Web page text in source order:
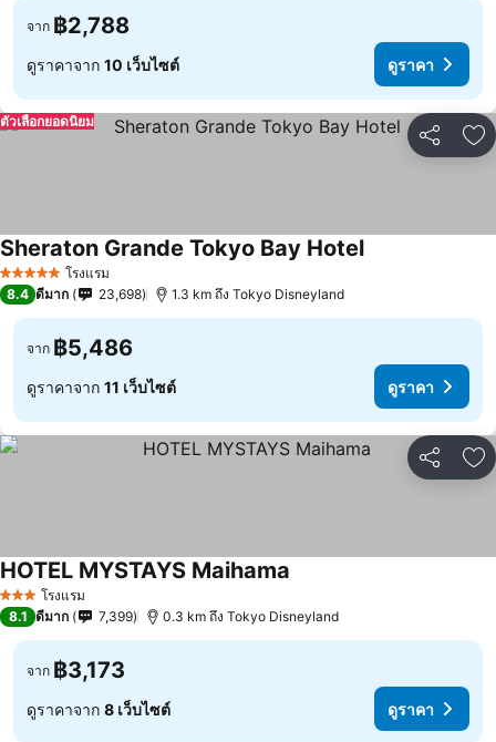
จาก ฿2,788
ดูราคาจาก 10 เว็บไซต์ ดูราคา
แชร์ เ
ตัวเลือกยอดนิยม
5 ดาว โรงแรม
Sheraton Grande Tokyo Bay Hotel
8.4 ดีมาก 23,698 1.3 km ถึง Tokyo Disneyland
จาก ฿5,486
ดูราคาจาก 11 เว็บไซต์ ดูราคา
แชร์ เ
3 ดาว โรงแรม
HOTEL MYSTAYS Maihama
8.1 ดีมาก 7,399 0.3 km ถึง Tokyo Disneyland
จาก ฿3,173
ดูราคาจาก 8 เว็บไซต์ ดูราคา